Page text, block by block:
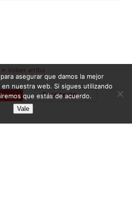
Volver arriba
Escritorio
asegurar que damos la mejor
nuestra web. Si sigues utilizando
que estás de acuerdo.
Vale